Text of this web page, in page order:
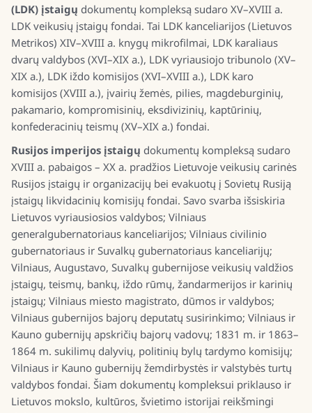
(LDK) įstaigų dokumentų kompleksą sudaro XV–XVIII a.
LDK veikusių įstaigų fondai. Tai LDK kanceliarijos (Lietuvos
Metrikos) XIV–XVIII a. knygų mikrofilmai, LDK karaliaus
dvarų valdybos (XVI–XIX a.), LDK vyriausiojo tribunolo (XV–
XIX a.), LDK iždo komisijos (XVI–XVIII a.), LDK karo
komisijos (XVIII a.), įvairių žemės, pilies, magdeburginių,
pakamario, kompromisinių, eksdivizinių, kaptūrinių,
konfederacinių teismų (XV–XIX a.) fondai.
Rusijos imperijos įstaigų dokumentų kompleksą sudaro
XVIII a. pabaigos – XX a. pradžios Lietuvoje veikusių carinės
Rusijos įstaigų ir organizacijų bei evakuotų į Sovietų Rusiją
įstaigų likvidacinių komisijų fondai. Savo svarba išsiskiria
Lietuvos vyriausiosios valdybos; Vilniaus
generalgubernatoriaus kanceliarijos; Vilniaus civilinio
gubernatoriaus ir Suvalkų gubernatoriaus kanceliarijų;
Vilniaus, Augustavo, Suvalkų gubernijose veikusių valdžios
įstaigų, teismų, bankų, iždo rūmų, žandarmerijos ir karinių
įstaigų; Vilniaus miesto magistrato, dūmos ir valdybos;
Vilniaus gubernijos bajorų deputatų susirinkimo; Vilniaus ir
Kauno gubernijų apskričių bajorų vadovų; 1831 m. ir 1863–
1864 m. sukilimų dalyvių, politinių bylų tardymo komisijų;
Vilniaus ir Kauno gubernijų žemdirbystės ir valstybės turtų
valdybos fondai. Šiam dokumentų kompleksui priklauso ir
Lietuvos mokslo, kultūros, švietimo istorijai reikšmingi